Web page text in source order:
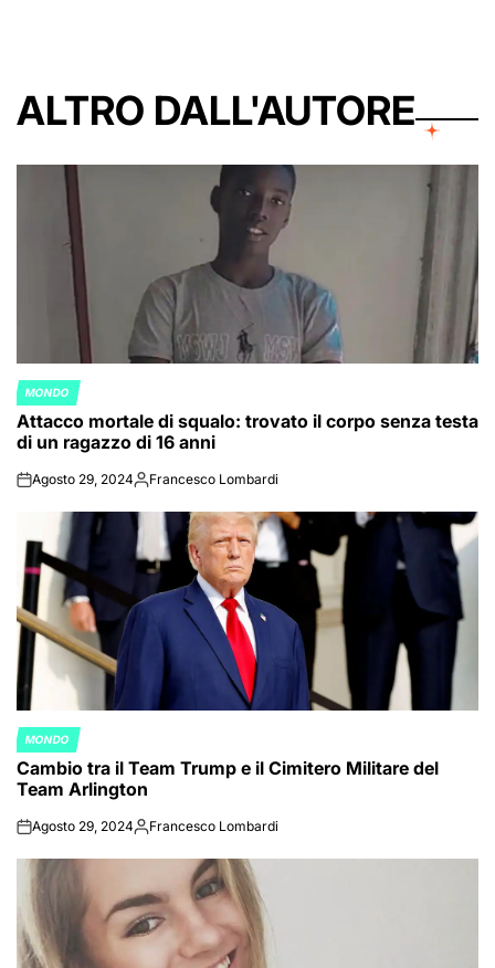
ALTRO DALL'AUTORE
POSTED
IN
MONDO
Attacco mortale di squalo: trovato il corpo senza testa
di un ragazzo di 16 anni
onAgosto 29, 2024Posted
Francesco Lombardi
POSTED
IN
MONDO
Cambio tra il Team Trump e il Cimitero Militare del
Team Arlington
onAgosto 29, 2024Posted
Francesco Lombardi